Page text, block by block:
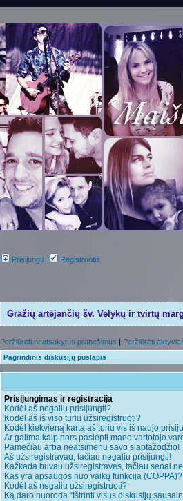
Prisijungti Registruotis
Gražių artėjančių šv. Velykų ir tvirtų
Peržiūrėti neatsakytus pranešimus | Peržiūrėti
Pagrindinis diskusijų puslapis
Prisijungimas ir registracija
Kodėl aš negaliu prisijungti?
Kodėl aš iš viso turiu užsiregistruoti?
Kodėl kiekvieną kartą aš turiu vis iš naujo
Ar galima kaip nors paslėpti mano vartotojo
Pamečiau arba neatsimenu savo slaptažodžio!
Aš užsiregistravau, tačiau negaliu prisijungti!
Kažkada buvau užsiregistravęs, tačiau senai
Kas yra apsaugos nuo vaikų funkcija (COPPA)?
Kodėl aš negaliu užsiregistruoti?
Ką daro nuoroda “Ištrinti visus diskusijų